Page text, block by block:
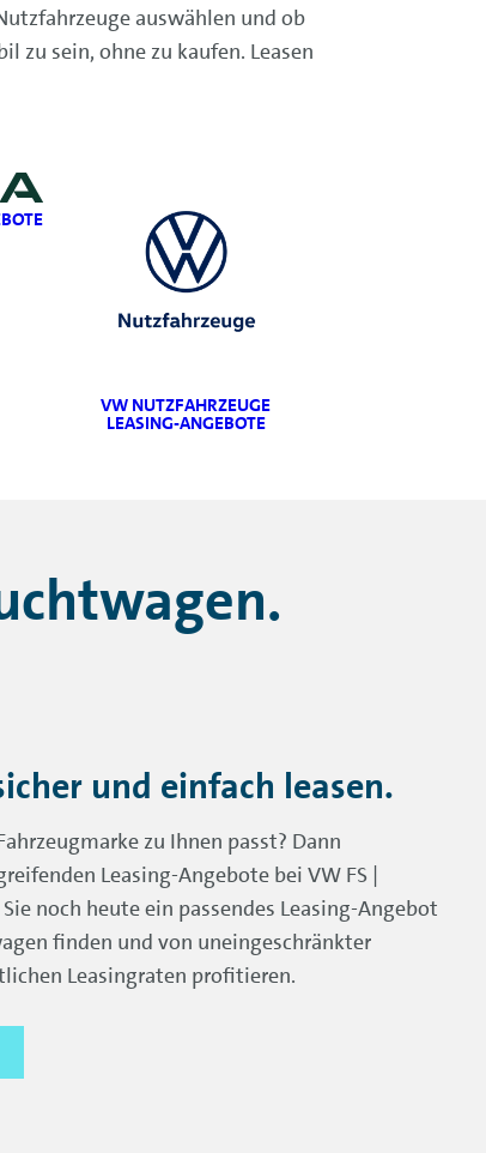
auswählen und ob
zu sein, ohne zu kaufen. Leasen
VW NUTZFAHRZEUGE
LEASING-ANGEBOTE
und einfach leasen.
zu Ihnen passt? Dann
Leasing-Angebote bei VW FS |
noch heute ein passendes Leasing-Angebot
finden und von uneingeschränkter
Leasingraten profitieren.